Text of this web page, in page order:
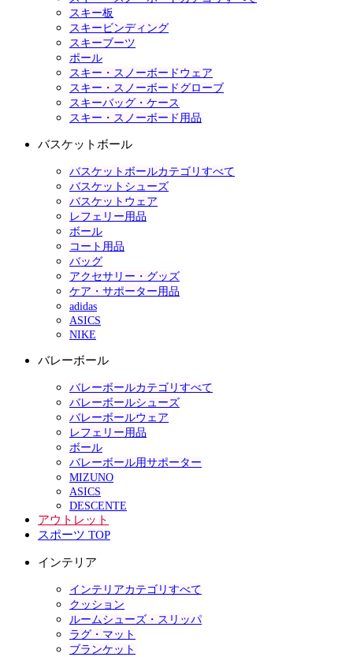
スキー板
スキービンディング
スキーブーツ
ポール
スキー・スノーボードウェア
スキー・スノーボードグローブ
スキーバッグ・ケース
スキー・スノーボード用品
バスケットボール
バスケットボールカテゴリすべて
バスケットシューズ
バスケットウェア
レフェリー用品
ボール
コート用品
バッグ
アクセサリー・グッズ
ケア・サポーター用品
adidas
ASICS
NIKE
バレーボール
バレーボールカテゴリすべて
バレーボールシューズ
バレーボールウェア
レフェリー用品
ボール
バレーボール用サポーター
MIZUNO
ASICS
DESCENTE
アウトレット
スポーツ TOP
インテリア
インテリアカテゴリすべて
クッション
ルームシューズ・スリッパ
ラグ・マット
ブランケット